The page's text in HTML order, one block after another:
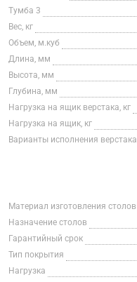
Тумба 3
Вес, кг
Объем, м.куб
Длина, мм
Высота, мм
Глубина, мм
Нагрузка на ящик верстака, кг
Нагрузка на ящик, кг
Варианты исполнения верстака
Материал изготовления столов
Назначение столов
Гарантийный срок
Тип покрытия
Нагрузка